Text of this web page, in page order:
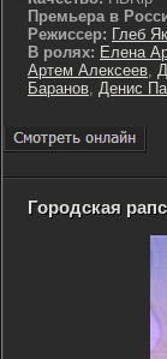
Премьера в
Режиссер: Глеб
В ролях: Елена
Артем Алексеев,
Баранов, Денис
Городская